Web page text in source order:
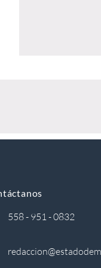
558 - 951 - 0832